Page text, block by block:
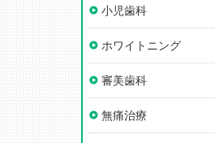
小児歯科
ホワイトニング
審美歯科
無痛治療